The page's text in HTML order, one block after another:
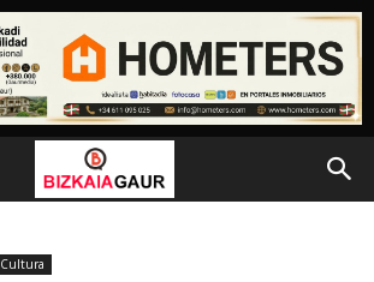
Cultura